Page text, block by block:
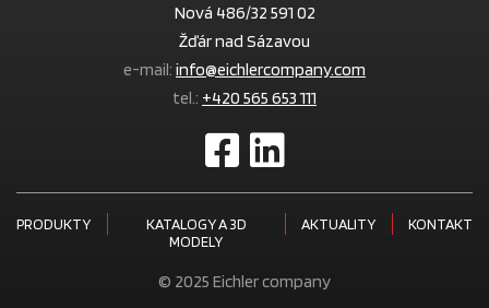
© 2025 Eichler company
Nová 486/32 591 02
Žďár nad Sázavou
e-mail: info@eichlercompany.com
tel.: +420 565 653 111
PRODUKTY
KATALOGY A 3D
MODELY
AKTUALITY KONTAKT